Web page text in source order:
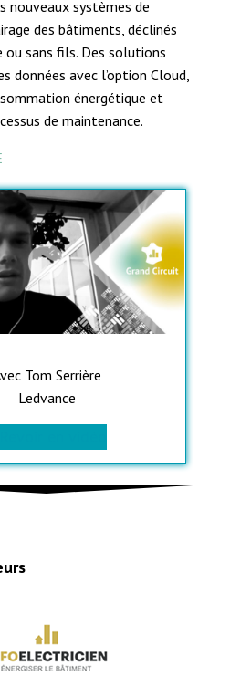
nouveaux systèmes de
des bâtiments, déclinés
ou sans fils. Des solutions
données avec l’option Cloud,
énergétique et
de maintenance.
Tom Serrière
Ledvance